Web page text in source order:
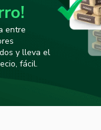
entre
y lleva el
fácil.